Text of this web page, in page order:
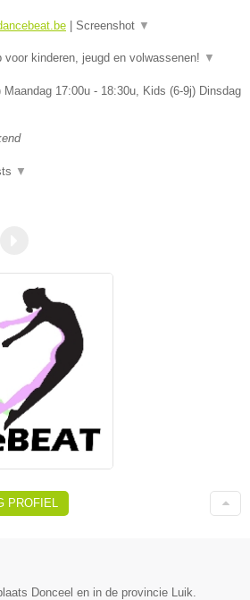
Screenshot ▼
voor kinderen, jeugd en volwassenen! ▼
Maandag 17:00u - 18:30u, Kids (6-9j) Dinsdag
▼
PROFIEL
Donceel en in de provincie Luik.